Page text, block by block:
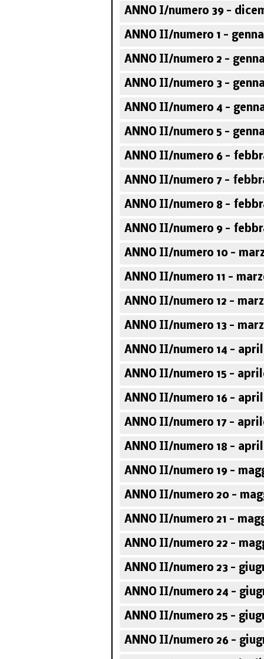
ANNO I/numero 39 -
ANNO II/numero 1 -
ANNO II/numero 2 -
ANNO II/numero 3 -
ANNO II/numero 4 -
ANNO II/numero 5 -
ANNO II/numero 6 -
ANNO II/numero 7 -
ANNO II/numero 8 -
ANNO II/numero 9 -
ANNO II/numero 10 -
ANNO II/numero 11 -
ANNO II/numero 12 -
ANNO II/numero 13 -
ANNO II/numero 14 -
ANNO II/numero 15 -
ANNO II/numero 16 -
ANNO II/numero 17 -
ANNO II/numero 18 -
ANNO II/numero 19 -
ANNO II/numero 20 -
ANNO II/numero 21 -
ANNO II/numero 22 -
ANNO II/numero 23 -
ANNO II/numero 24 -
ANNO II/numero 25 -
ANNO II/numero 26 -